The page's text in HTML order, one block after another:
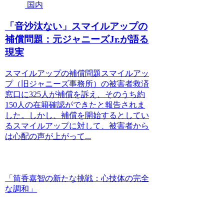
国内
「音沙汰ない」スマイルアップの
補償問題：元ジャニーズJr.が語る
現実
スマイルアップの補償問題スマイルアッ
プ（旧ジャニーズ事務所）の被害者救済
窓口に325人が補償を訴え、そのうち約
150人の在籍確認ができたと報告されま
した。しかし、補償を開始するとしてい
るスマイルアップに対して、被害者から
は心配の声が上がって...
「筒香嘉智の新たな挑戦：心技体の完全
な調和」